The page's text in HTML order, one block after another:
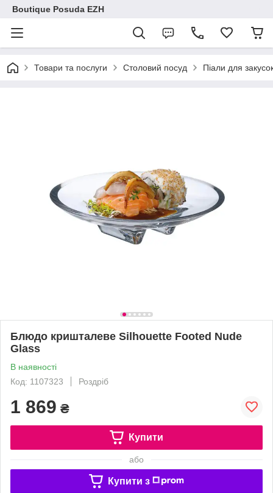
Boutique Posuda EZH
Товари та послуги Столовий посуд Піали для
Блюдо кришталеве Silhouette Footed Nude
Glass
В наявності
Код: 1107323
Роздріб
1 869 ₴
Купити
або
Купити з